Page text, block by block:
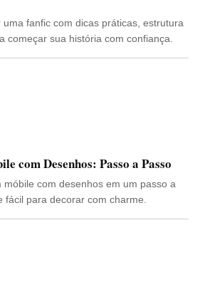
fanfic com dicas práticas, estrutura
começar sua história com confiança.
com Desenhos: Passo a Passo
com desenhos em um passo a
fácil para decorar com charme.